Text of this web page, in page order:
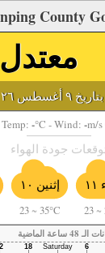
معتدل
٢٠٢٦ ٠٢:٠٠
Temp: -°C - Wind: -m/
جودة الهواء
إثنين ١٠
23 ~ 35°C 23 ~
48 ساعة الماضية